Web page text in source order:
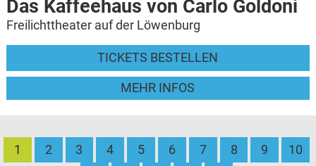
Das Kaffeehaus von Carlo Goldoni
Freilichttheater auf der Löwenburg
TICKETS BESTELLEN
MEHR INFOS
1 2 3 4 5 6 7 8 9
10